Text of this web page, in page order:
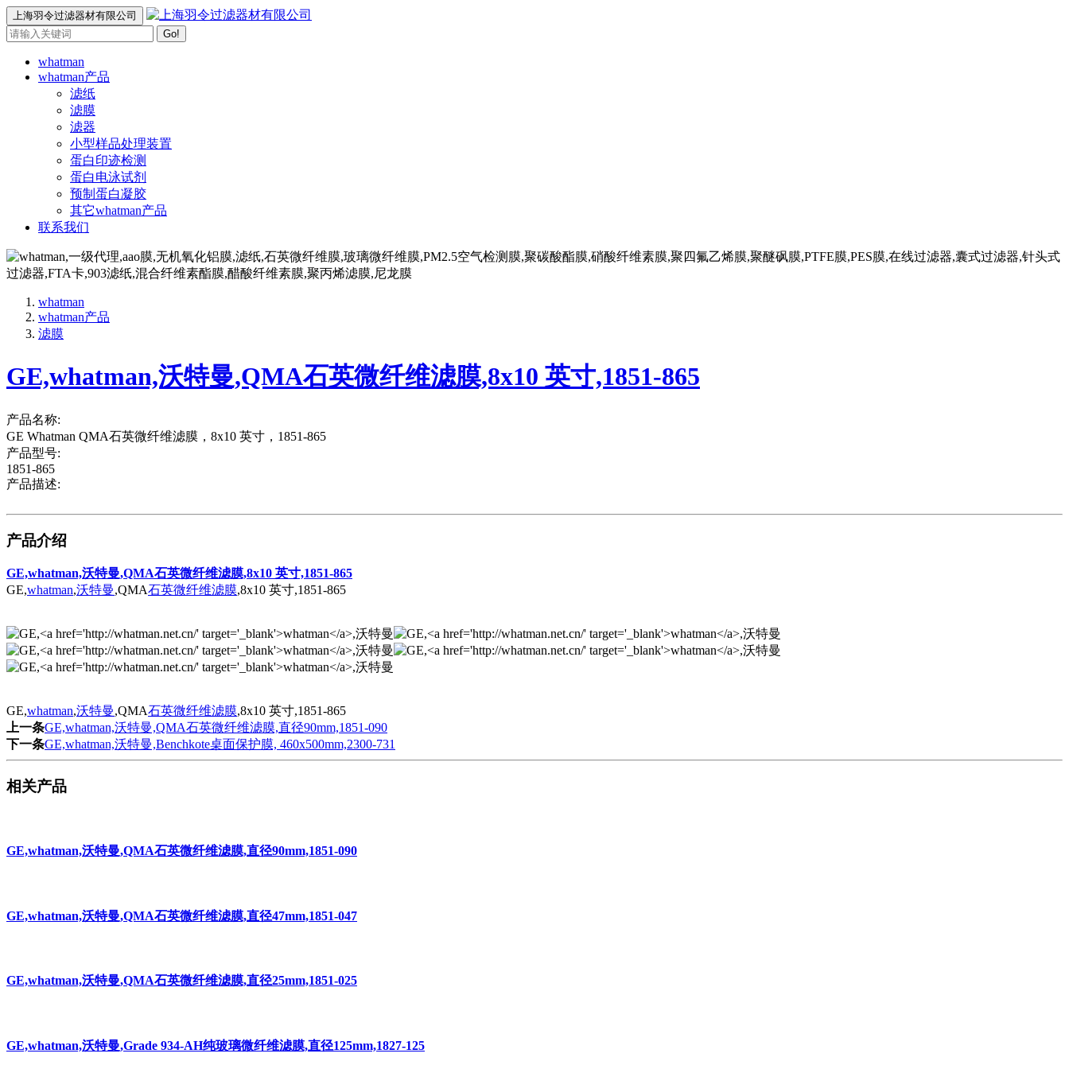
上海羽令过滤器材有限公司
Go!
whatman
whatman产品
滤纸
滤膜
滤器
小型样品处理装置
蛋白印迹检测
蛋白电泳试剂
预制蛋白凝胶
其它whatman产品
联系我们
whatman
whatman产品
滤膜
GE,whatman,沃特曼,QMA石英微纤维滤膜,8x10 英寸,1851-865
产品名称:
GE Whatman QMA石英微纤维滤膜，8x10 英寸，1851-865
产品型号:
1851-865
产品描述:
产品介绍
GE,whatman,沃特曼,QMA石英微纤维滤膜,8x10 英寸,1851-865
GE,whatman,沃特曼,QMA石英微纤维滤膜,8x10 英寸,1851-865
GE,whatman,沃特曼,QMA石英微纤维滤膜,8x10 英寸,1851-865
上一条GE,whatman,沃特曼,QMA石英微纤维滤膜,直径90mm,1851-090
下一条GE,whatman,沃特曼,Benchkote桌面保护膜, 460x500mm,2300-731
相关产品
GE,whatman,沃特曼,QMA石英微纤维滤膜,直径90mm,1851-090
GE,whatman,沃特曼,QMA石英微纤维滤膜,直径47mm,1851-047
GE,whatman,沃特曼,QMA石英微纤维滤膜,直径25mm,1851-025
GE,whatman,沃特曼,Grade 934-AH纯玻璃微纤维滤膜,直径125mm,1827-125